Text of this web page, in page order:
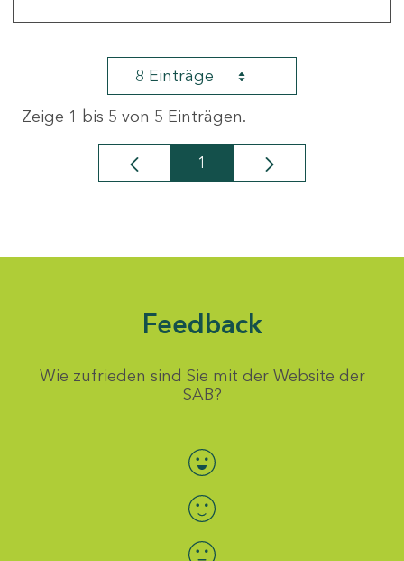
8 Einträge
Zeige 1 bis 5 von 5 Einträgen.
Seite
1
Feedback
Wie zufrieden sind Sie mit der Website der
SAB?
Bewertung auswählen